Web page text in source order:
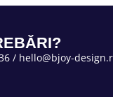
/ hello@bjoy-